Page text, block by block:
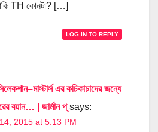
TH কোনটা? […]
LOG IN TO REPLY
এর কচিকাচাদের জন্যে
বয়ান… | জার্মান প্ says:
2015 at 5:13 PM